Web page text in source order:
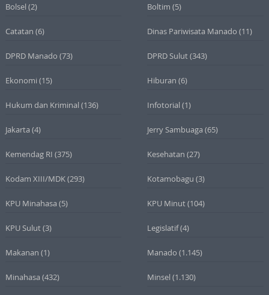
Bolsel (2) Boltim (5)
Catatan (6) Dinas Pariwisata Manado (11)
DPRD Manado (73) DPRD Sulut(343)
Ekonomi (15) Hiburan (6)
Hukum dan Kriminal (136) Infotorial (1)
Jakarta (4) Jerry Sambuaga (65)
Kemendag RI (375) Kesehatan (27)
Kodam XIII/MDK(293) Kotamobagu (3)
KPU Minahasa (5) KPU Minut(104)
KPU Sulut(3) Legislatif(4)
Makanan (1) Manado (1.145)
Minahasa (432) Minsel (1.130)